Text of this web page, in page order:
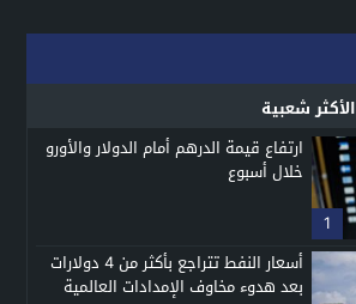
الأكثر شعبية
1
ارتفاع قيمة الدرهم أمام الدولار والأورو
خلال أسبوع
أسعار النفط تتراجع بأكثر من 4 دولارات
بعد هدوء مخاوف الإمدادات العالمية